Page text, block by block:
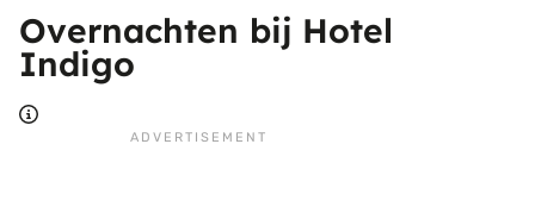
Overnachten bij Hotel
Indigo